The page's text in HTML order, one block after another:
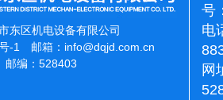
东区机电设备有限公司
-1
邮箱： info@dqjd.com.cn
编：528403
号
电
网